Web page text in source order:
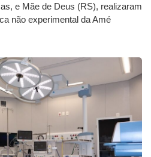
e Mãe de Deus (RS), realizaram
não experimental da Amé